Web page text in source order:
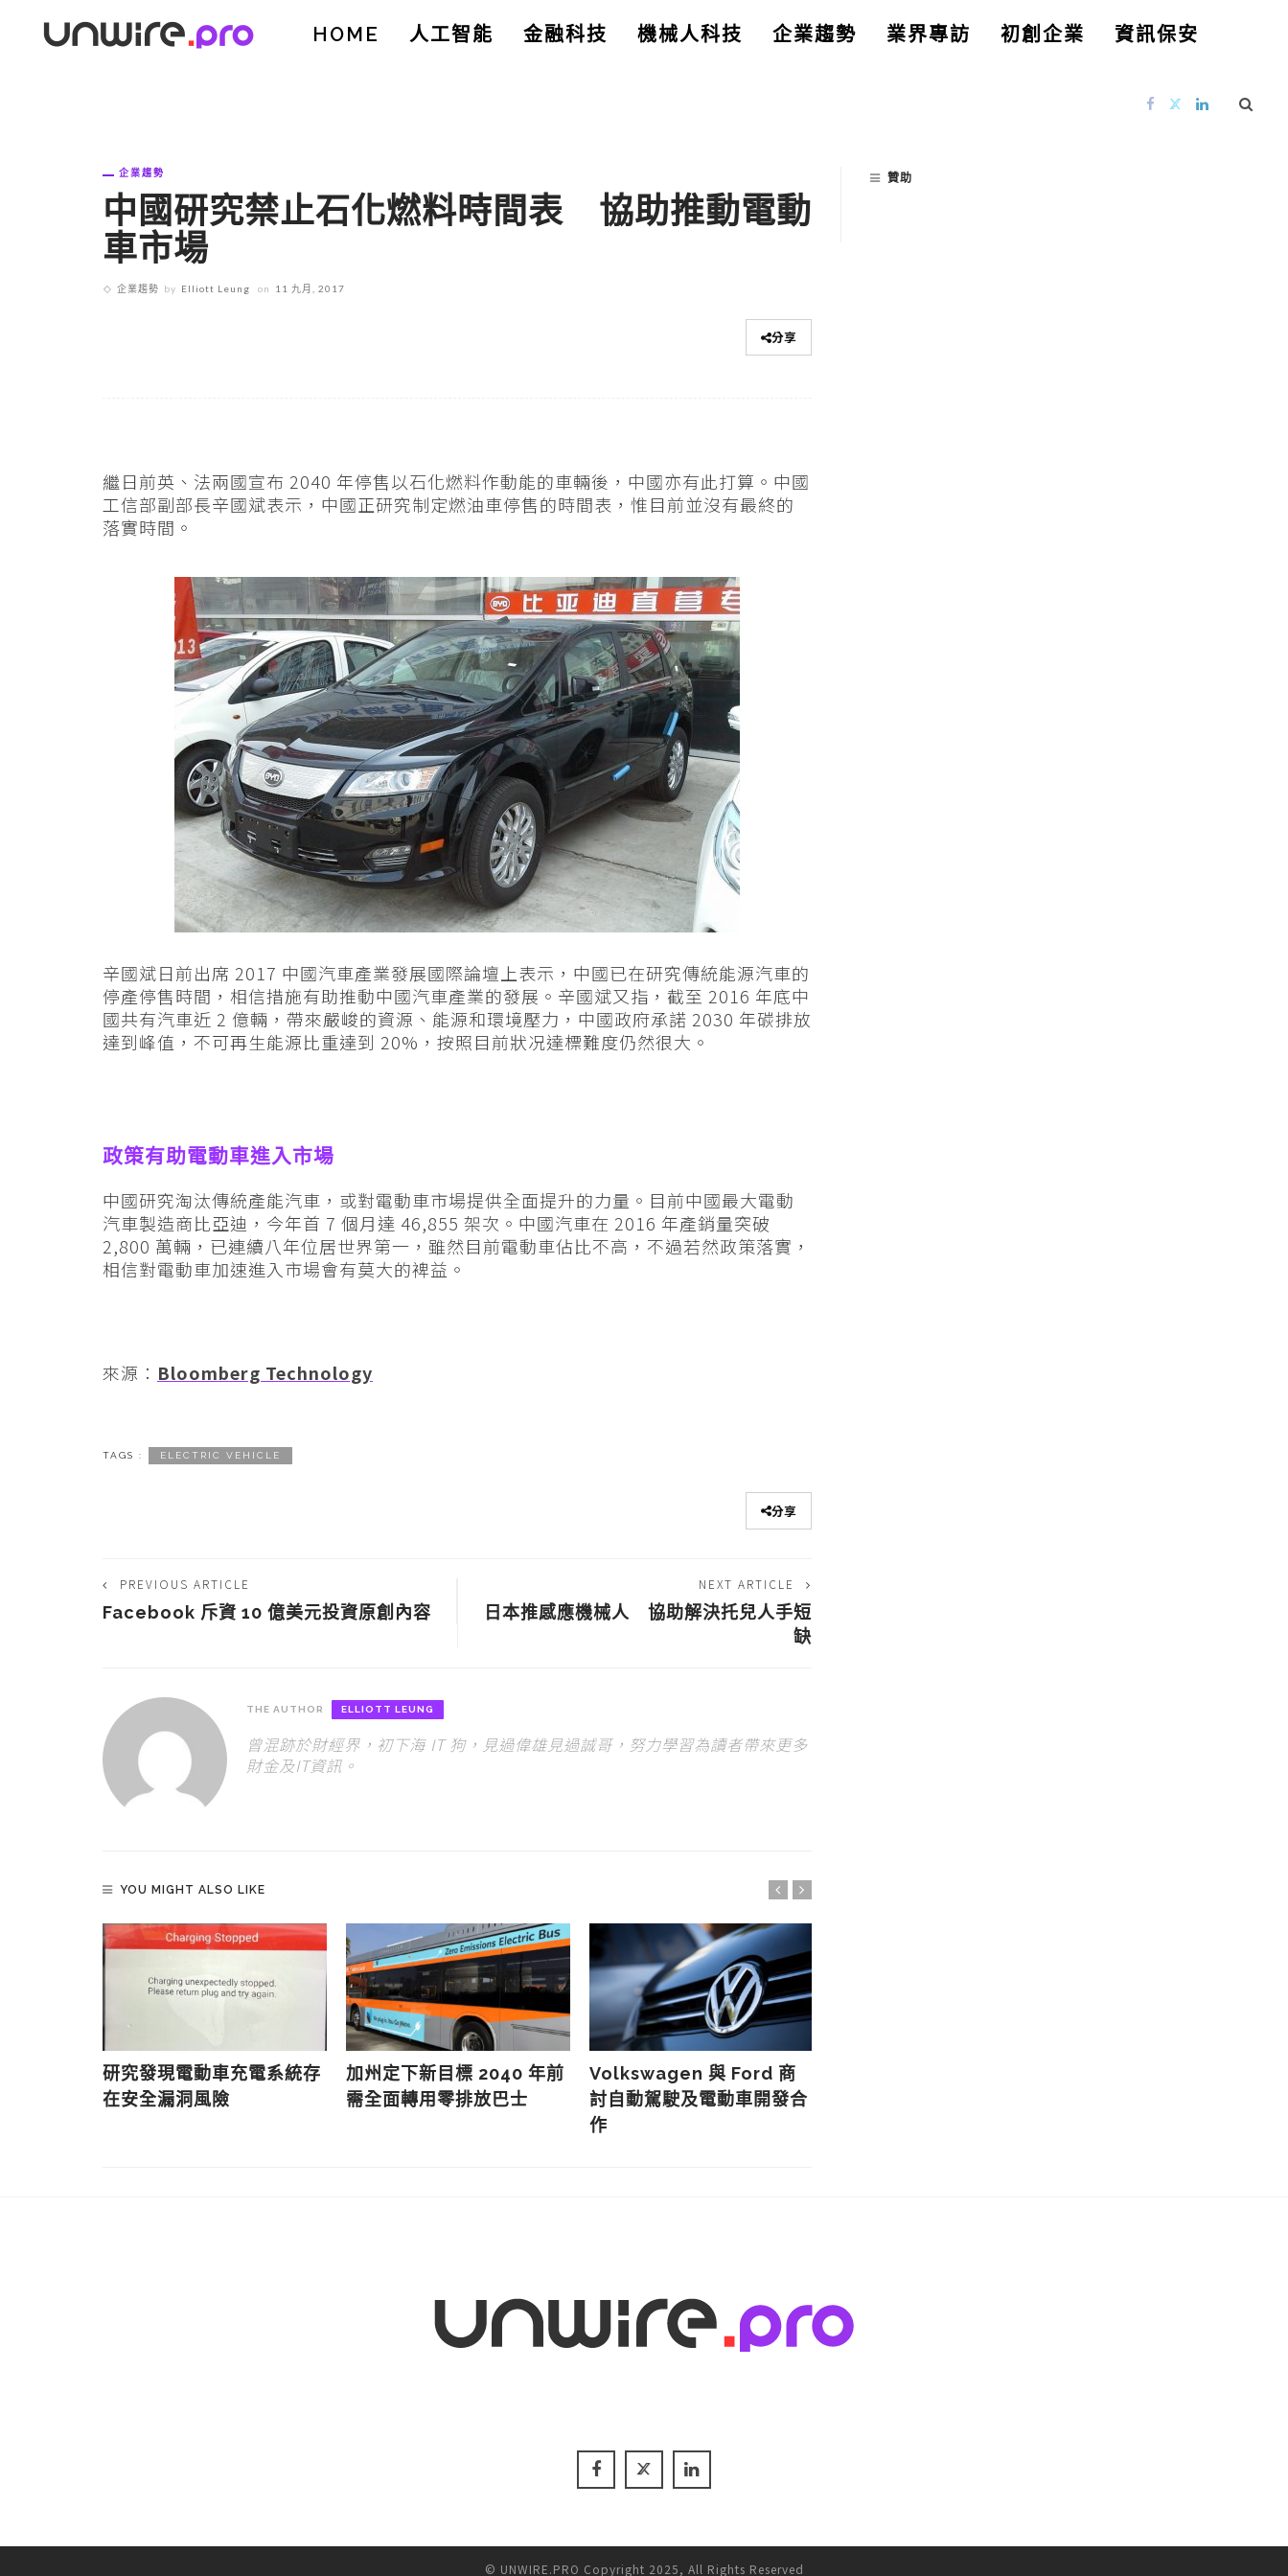
HOME 人工智能 金融科技 機械人科技 企業趨勢 業界專訪 初創企業 資訊保安
企業趨勢
中國研究禁止石化燃料時間表 協助推動電動
車市場
企業趨勢 by Elliott Leung on 11 九月, 2017
分享
繼日前英、法兩國宣布 2040 年停售以石化燃料作動能的車輛後，中國亦有此打算。中國
工信部副部長辛國斌表示，中國正研究制定燃油車停售的時間表，惟目前並沒有最終的
落實時間。
辛國斌日前出席 2017 中國汽車產業發展國際論壇上表示，中國已在研究傳統能源汽車的
停產停售時間，相信措施有助推動中國汽車產業的發展。辛國斌又指，截至 2016 年底中
國共有汽車近 2 億輛，帶來嚴峻的資源、能源和環境壓力，中國政府承諾 2030 年碳排放
達到峰值，不可再生能源比重達到 20%，按照目前狀况達標難度仍然很大。
政策有助電動車進入市場
中國研究淘汰傳統產能汽車，或對電動車市場提供全面提升的力量。目前中國最大電動
汽車製造商比亞迪，今年首 7 個月達 46,855 架次。中國汽車在 2016 年產銷量突破
2,800 萬輛，已連續八年位居世界第一，雖然目前電動車佔比不高，不過若然政策落實，
相信對電動車加速進入市場會有莫大的裨益。
來源： Bloomberg Technology
TAGS : ELECTRIC VEHICLE
分享
PREVIOUS ARTICLE
Facebook 斥資 10 億美元投資原創內容
NEXT ARTICLE
日本推感應機械人 協助解決托兒人手短
缺
THE AUTHOR ELLIOTT LEUNG
曾混跡於財經界，初下海 IT 狗，見過偉雄見過誠哥，努力學習為讀者帶來更多
財金及IT資訊。
YOU MIGHT ALSO LIKE
研究發現電動車充電系統存
在安全漏洞風險
加州定下新目標 2040 年前
需全面轉用零排放巴士
Volkswagen 與 Ford 商
討自動駕駛及電動車開發合
作
贊助
© UNWIRE.PRO Copyright 2025, All Rights Reserved